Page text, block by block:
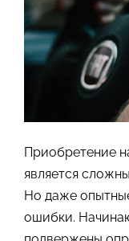
Приобретение
является
Но даже
ошибки.